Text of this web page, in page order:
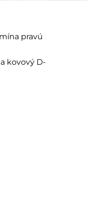
pravú
kovový D-